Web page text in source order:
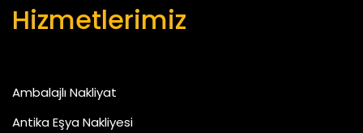
Hizmetlerimiz
Ambalajlı Nakliyat
Antika Eşya Nakliyesi